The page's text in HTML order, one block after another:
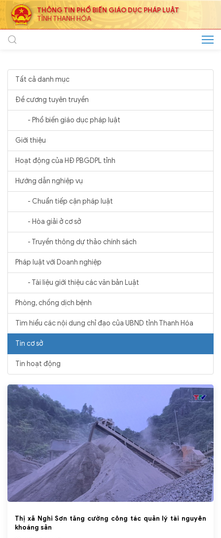
THÔNG TIN PHỔ BIẾN GIÁO DỤC PHÁP LUẬT
TỈNH THANH HÓA
Tất cả danh mục
Đề cương tuyên truyền
- Phổ biến giáo dục pháp luật
Giới thiệu
Hoạt động của HĐ PBGDPL tỉnh
Hướng dẫn nghiệp vụ
- Chuẩn tiếp cận pháp luật
- Hòa giải ở cơ sở
- Truyền thông dự thảo chính sách
Pháp luật với Doanh nghiệp
- Tài liệu giới thiệu các văn bản Luật
Phòng, chống dịch bệnh
Tìm hiểu các nội dung chỉ đạo của UBND tỉnh Thanh Hóa
Tin cơ sở
Tin hoạt động
Thị xã Nghi Sơn tăng cường công tác quản lý tài nguyên
khoáng sản